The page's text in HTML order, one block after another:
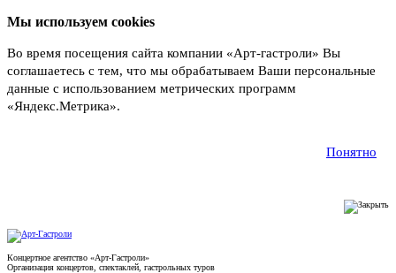
Мы используем cookies
Во время посещения сайта компании «Арт-гастроли» Вы
соглашаетесь с тем, что мы обрабатываем Ваши персональные
данные с использованием метрических программ
«Яндекс.Метрика».
Понятно
Концертное агентство «Арт-Гастроли»
Организация концертов, спектаклей, гастрольных туров